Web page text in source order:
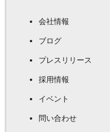
会社情報
ブログ
プレスリリース
採用情報
イベント
問い合わせ